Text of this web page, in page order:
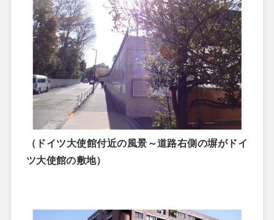
（ドイツ大使館付近の風景～道路右側の塀がドイ
ツ大使館の敷地）